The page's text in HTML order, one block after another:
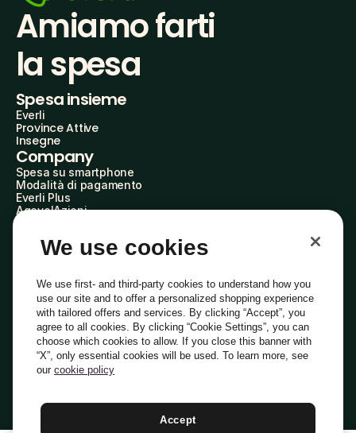
Amiamo farti
la spesa
Spesa insieme
Everli
Province Attive
Insegne
Company
Spesa su smartphone
Modalità di pagamento
Everli Plus
AgevolAzioni
Everli Shoppers
Scopri chi siamo
Domande frequenti
Lavora con noi
Diventa Shopper
Investitori
PrivacyCookiePreferenze Cookie
Termini e Condizioni
Italiano
We use cookies
We use first- and third-party cookies to understand how you
use our site and to offer a personalized shopping experience
with tailored offers and services. By clicking “Accept”, you
agree to all cookies. By clicking “Cookie Settings”, you can
choose which cookies to allow. If you close this banner with
“X”, only essential cookies will be used. To learn more, see
our cookie policy
Accept